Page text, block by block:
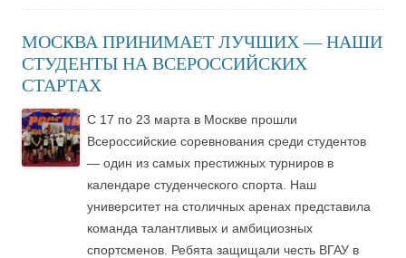
МОСКВА ПРИНИМАЕТ ЛУЧШИХ — НАШИ
СТУДЕНТЫ НА ВСЕРОССИЙСКИХ
СТАРТАХ
С 17 по 23 марта в Москве прошли
Всероссийские соревнования среди студентов
— один из самых престижных турниров в
календаре студенческого спорта. Наш
университет на столичных аренах представила
команда талантливых и амбициозных
спортсменов. Ребята защищали честь ВГАУ в